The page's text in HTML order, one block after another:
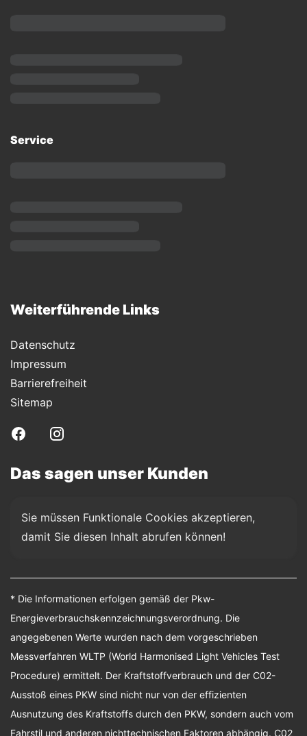
Service
Weiterführende Links
Datenschutz
Impressum
Barrierefreiheit
Sitemap
Das sagen unser Kunden
Sie müssen Funktionale Cookies akzeptieren,
damit Sie diesen Inhalt abrufen können!
* Die Informationen erfolgen gemäß der Pkw-
Energieverbrauchskennzeichnungsverordnung. Die
angegebenen Werte wurden nach dem vorgeschrieben
Messverfahren WLTP (World Harmonised Light Vehicles Test
Procedure) ermittelt. Der Kraftstoffverbrauch und der C02-
Ausstoß eines PKW sind nicht nur von der effizienten
Ausnutzung des Kraftstoffs durch den PKW, sondern auch vom
Fahrstil und anderen nichttechnischen Faktoren abhängig. C02